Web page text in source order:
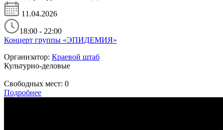
11.04.2026
18:00 - 22:00
Концерт группы «ЭПИДЕМИЯ»
Организатор: Краевой штаб
Культурно-деловые
Свободных мест: 0
Подробнее